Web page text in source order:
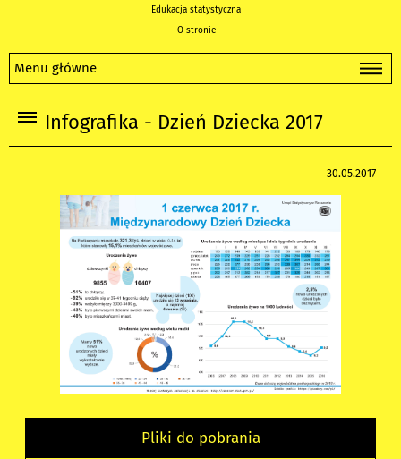
Edukacja statystyczna
O stronie
Menu główne
Infografika - Dzień Dziecka 2017
30.05.2017
Pliki do pobrania